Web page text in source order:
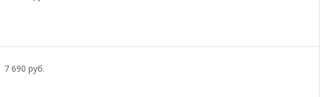
7 690 руб.